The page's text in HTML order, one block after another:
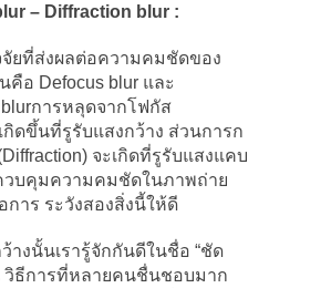
– Diffraction blur :
ยที่ส่งผลต่อความคมชัดของ
คือ Defocus blur และ
blurการหลุดจากโฟกัส
กิดขึ้นที่รูรับแสงกว้าง ส่วนการก
จะเกิดที่รูรับแสงแคบ
วบคุมความคมชัดในภาพถ่าย
การ ระวังสองสิ่งนี้ให้ดี
างนั้นเรารู้จักกันดีในชื่อ “ชัด
วิธีการที่หลายคนชื่นชอบมาก